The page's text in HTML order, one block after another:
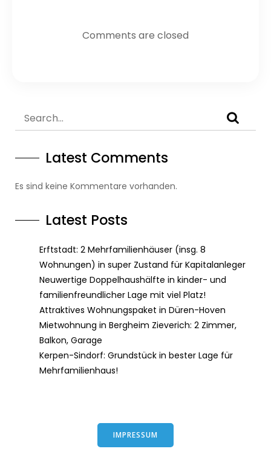
Comments are closed
Latest Comments
Es sind keine Kommentare vorhanden.
Latest Posts
Erftstadt: 2 Mehrfamilienhäuser (insg. 8
Wohnungen) in super Zustand für Kapitalanleger
Neuwertige Doppelhaushälfte in kinder- und
familienfreundlicher Lage mit viel Platz!
Attraktives Wohnungspaket in Düren-Hoven
Mietwohnung in Bergheim Zieverich: 2 Zimmer,
Balkon, Garage
Kerpen-Sindorf: Grundstück in bester Lage für
Mehrfamilienhaus!
IMPRESSUM